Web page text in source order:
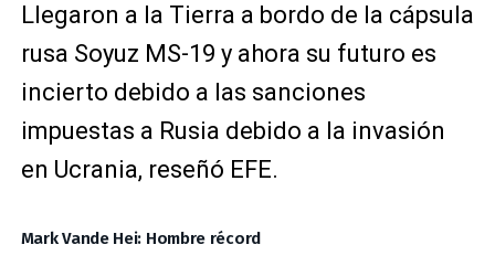
Llegaron a la Tierra a bordo de la cápsula
rusa Soyuz MS-19 y ahora su futuro es
incierto debido a las sanciones
impuestas a Rusia debido a la invasión
en Ucrania, reseñó EFE.
Mark Vande Hei: Hombre récord